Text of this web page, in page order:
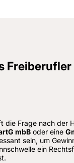
die Frage nach der
mbBoder eine
sein, um
ein